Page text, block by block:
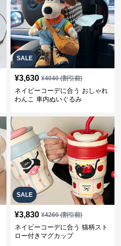
SALE
¥3,630 ¥4040(割引前)
ネイビーコーデに合う おしゃれ
わんこ 車内ぬいぐるみ
SALE
¥3,830 ¥4260(割引前)
ネイビーコーデに合う 猫柄スト
ロー付きマグカップ